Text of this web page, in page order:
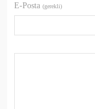
E-Posta (gerekli)